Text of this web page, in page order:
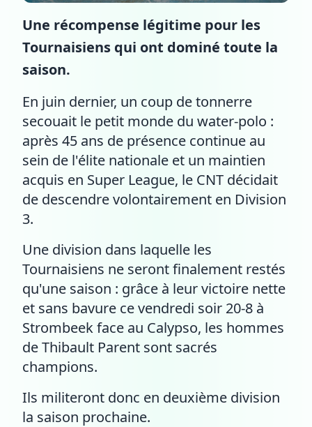
Une récompense légitime pour les
Tournaisiens qui ont dominé toute la
saison.
En juin dernier, un coup de tonnerre
secouait le petit monde du water-polo :
après 45 ans de présence continue au
sein de l'élite nationale et un maintien
acquis en Super League, le CNT décidait
de descendre volontairement en Division
3.
Une division dans laquelle les
Tournaisiens ne seront finalement restés
qu'une saison : grâce à leur victoire nette
et sans bavure ce vendredi soir 20-8 à
Strombeek face au Calypso, les hommes
de Thibault Parent sont sacrés
champions.
Ils militeront donc en deuxième division
la saison prochaine.